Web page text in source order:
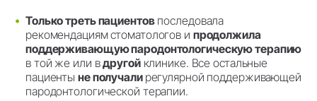
Только треть пациентовпоследовала
рекомендациям стоматологов и продолжила
поддерживающую пародонтологическую терапию
в той же или вдругойклинике. Все остальные
пациенты не получали регулярной поддерживающей
пародонтологической терапии.